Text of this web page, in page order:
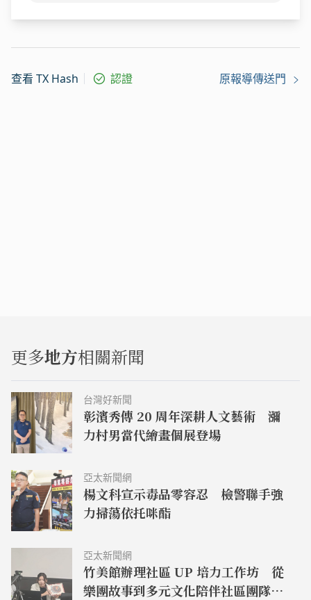
查看 TX Hash 認證 原報導傳送門
更多地方相關新聞
台灣好新聞
彰濱秀傳 20 周年深耕人文藝術 瀰
力村男當代繪畫個展登場
亞太新聞網
楊文科宣示毒品零容忍 檢警聯手強
力掃蕩依托咪酯
亞太新聞網
竹美館辦理社區 UP 培力工作坊 從
樂團故事到多元文化陪伴社區團隊拓